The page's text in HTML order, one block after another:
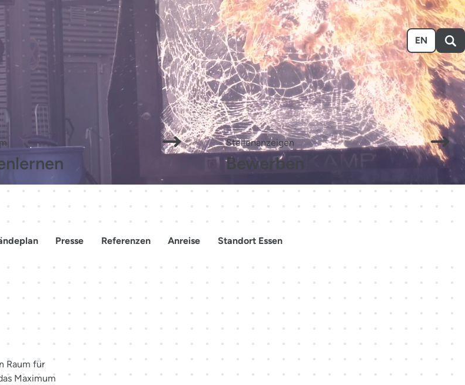
Veranstalten BesuchenAusstellenÜber unsKarriereEvent-Kalender EN
Stellenanzeigen
Bewerben
Presse Referenzen Anreise Standort Essen
Raum für
Maximum